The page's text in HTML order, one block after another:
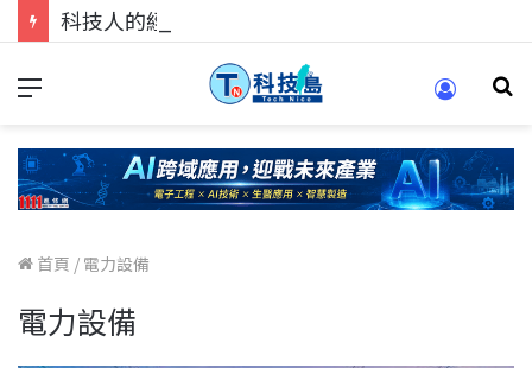
首頁 / 電力設備
電力設備